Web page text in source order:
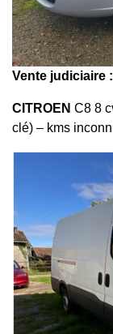
Vente judiciaire :
CITROEN C8 8
clé) – kms